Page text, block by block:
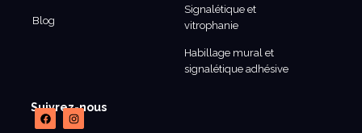
Blog
Signalétique et
vitrophanie
Habillage mural et
signalétique adhésive
Suivrez-nous